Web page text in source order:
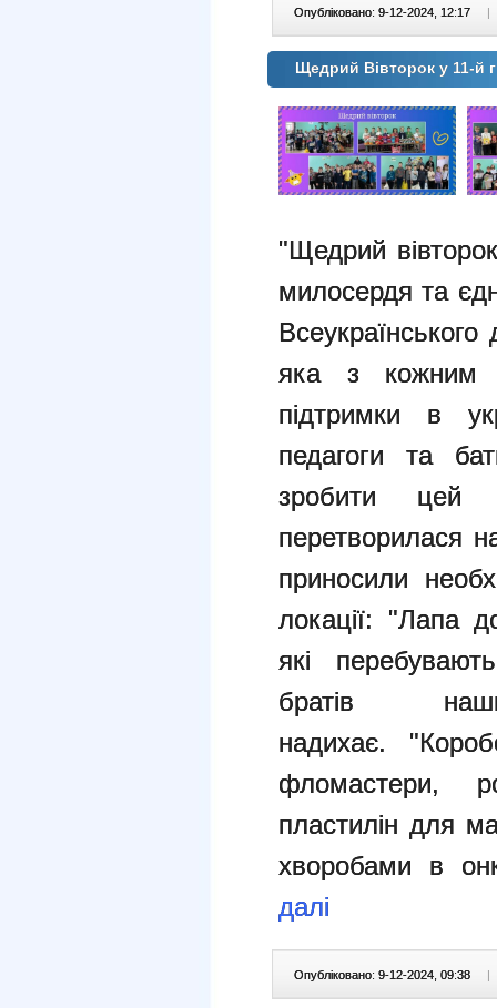
Опубліковано: 9-12-2024, 12:17 |
Щедрий Вівторок у 11-й
"Щедрий
милосердя та
яка з кожним
підтримки в
педагоги та
зробити цей
перетворилася
приносили
локації: "Лапа
які
братів
надихає.
фломастери,
пластилін для
хворобами в
далі
Опубліковано: 9-12-2024, 09:38 |